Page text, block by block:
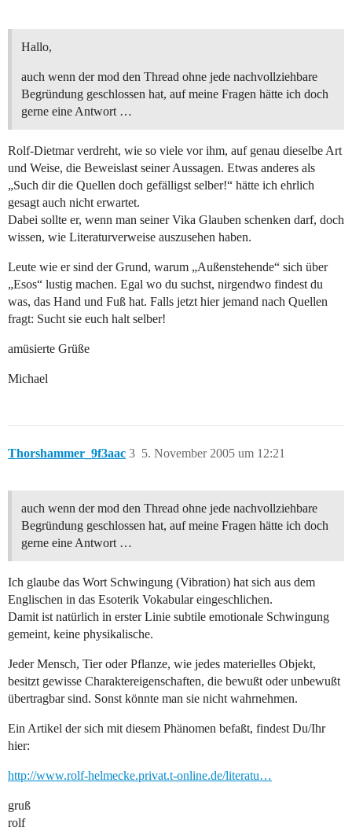
Hallo,
auch wenn der mod den Thread ohne jede nachvollziehbare
Begründung geschlossen hat, auf meine Fragen hätte ich doch
gerne eine Antwort …
Rolf-Dietmar verdreht, wie so viele vor ihm, auf genau dieselbe Art
und Weise, die Beweislast seiner Aussagen. Etwas anderes als
„Such dir die Quellen doch gefälligst selber!“ hätte ich ehrlich
gesagt auch nicht erwartet.
Dabei sollte er, wenn man seiner Vika Glauben schenken darf, doch
wissen, wie Literaturverweise auszusehen haben.
Leute wie er sind der Grund, warum „Außenstehende“ sich über
„Esos“ lustig machen. Egal wo du suchst, nirgendwo findest du
was, das Hand und Fuß hat. Falls jetzt hier jemand nach Quellen
fragt: Sucht sie euch halt selber!
amüsierte Grüße
Michael
Thorshammer_9f3aac 5. November 2005 um 12:21
3
auch wenn der mod den Thread ohne jede nachvollziehbare
Begründung geschlossen hat, auf meine Fragen hätte ich doch
gerne eine Antwort …
Ich glaube das Wort Schwingung (Vibration) hat sich aus dem
Englischen in das Esoterik Vokabular eingeschlichen.
Damit ist natürlich in erster Linie subtile emotionale Schwingung
gemeint, keine physikalische.
Jeder Mensch, Tier oder Pflanze, wie jedes materielles Objekt,
besitzt gewisse Charaktereigenschaften, die bewußt oder unbewußt
übertragbar sind. Sonst könnte man sie nicht wahrnehmen.
Ein Artikel der sich mit diesem Phänomen befaßt, findest Du/Ihr
hier:
http://www.rolf-helmecke.privat.t-online.de/literatu…
gruß
rolf